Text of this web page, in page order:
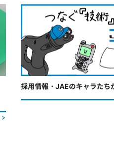
採用情報・JAEのキャラたち